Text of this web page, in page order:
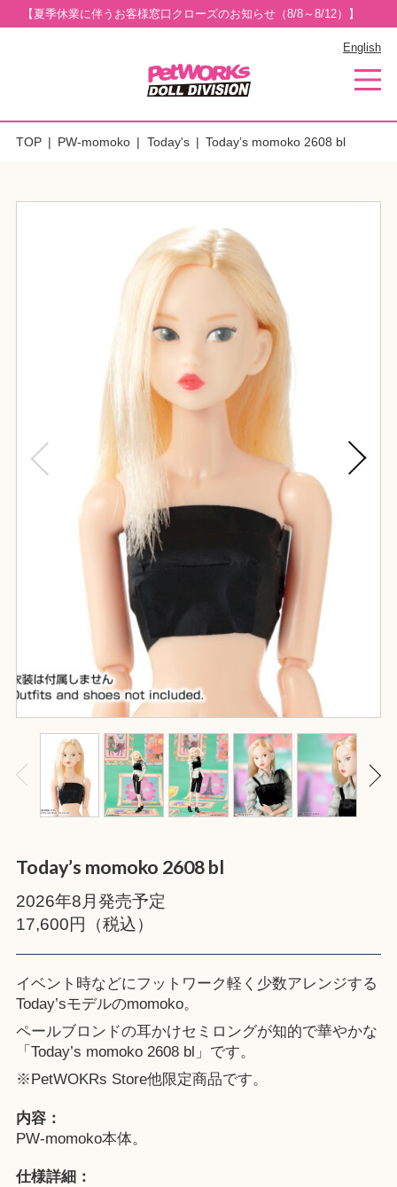
【夏季休業に伴うお客様窓口クローズのお知らせ（8/8～8/12）】
English
TOP PW-momoko Today's Today’s momoko 2608 bl
Today’s momoko 2608 bl
2026年8月発売予定
17,600円（税込）
イベント時などにフットワーク軽く少数アレンジする
Today’sモデルのmomoko。
ペールブロンドの耳かけセミロングが知的で華やかな
「Today’s momoko 2608 bl」です。
※ PetWOKRs Store他限定商品です。
内容：
PW-momoko本体。
仕様詳細：